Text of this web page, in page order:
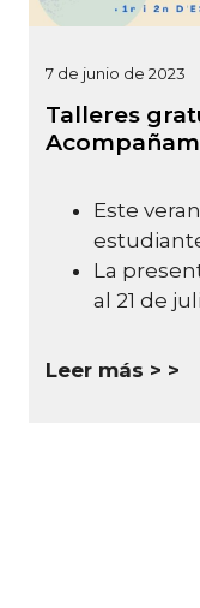
7 de junio de 2023
Talleres
Este
La
al 21 de
Leer más >